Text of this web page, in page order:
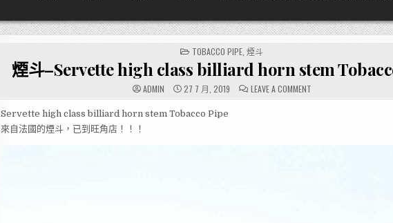
POSTED
IN
TOBACCO PIPE ,煙斗
煙斗–Servette high class billiard horn stem
ADMIN 27 7 月, 2019 LEAVE A COMMENTON
煙
Servette high class billiard horn stem Tobacco Pipe
來自法國的煙斗，已到旺角店！！！